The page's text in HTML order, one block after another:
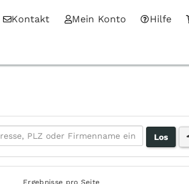
Kontakt Mein Konto Hilfe
Ergebnisse pro Seite